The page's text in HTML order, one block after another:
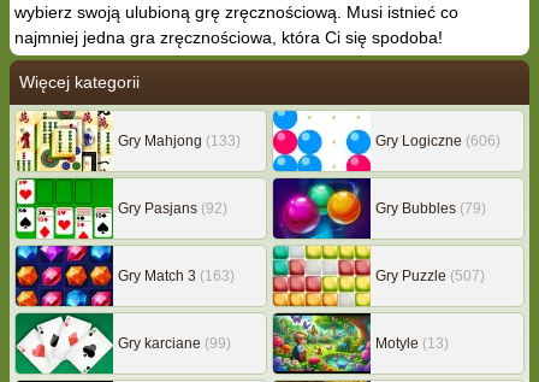
wybierz swoją ulubioną grę zręcznościową. Musi istnieć co
najmniej jedna gra zręcznościowa, która Ci się spodoba!
Więcej kategorii
Gry Mahjong (133) Gry Logiczne (606)
Gry Pasjans (92) Gry Bubbles (79)
Gry Match 3 (163) Gry Puzzle (507)
Gry karciane (99) Motyle (13)